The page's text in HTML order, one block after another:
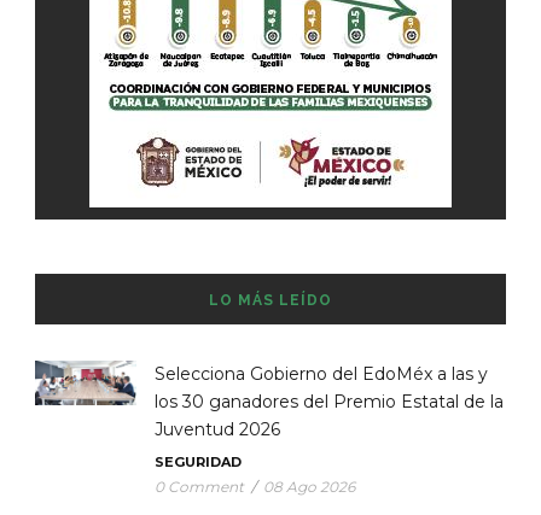
LO MÁS LEÍDO
Selecciona Gobierno del EdoMéx a las y
los 30 ganadores del Premio Estatal de la
Juventud 2026
SEGURIDAD
0 Comment / 08 Ago 2026